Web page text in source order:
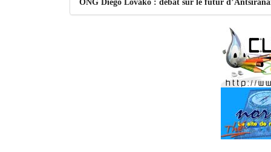
ONG Diego Lovako : débat sur le futur